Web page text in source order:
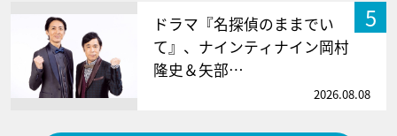
5
ドラマ『名探偵のままでい
て』、ナインティナイン岡村
隆史＆矢部…
2026.08.08